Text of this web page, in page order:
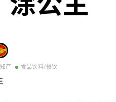
产 食品饮料/餐饮